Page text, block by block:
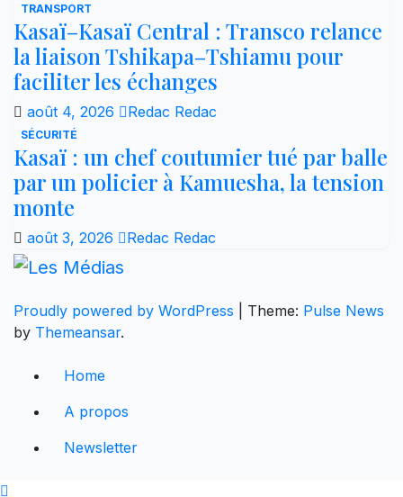
TRANSPORT
Kasaï–Kasaï Central : Transco relance
la liaison Tshikapa–Tshiamu pour
faciliter les échanges
août 4, 2026 Redac Redac
SÉCURITÉ
Kasaï : un chef coutumier tué par balle
par un policier à Kamuesha, la tension
monte
août 3, 2026 Redac Redac
Proudly powered by WordPress Theme: Pulse News
by Themeansar.
Home
A propos
Newsletter